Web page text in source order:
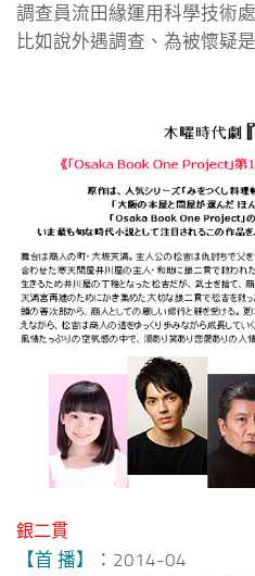
調查員流田緣運用科學技術
比如說外遇調查、為被懷疑
銀二貫
【首 播】： 2014-04